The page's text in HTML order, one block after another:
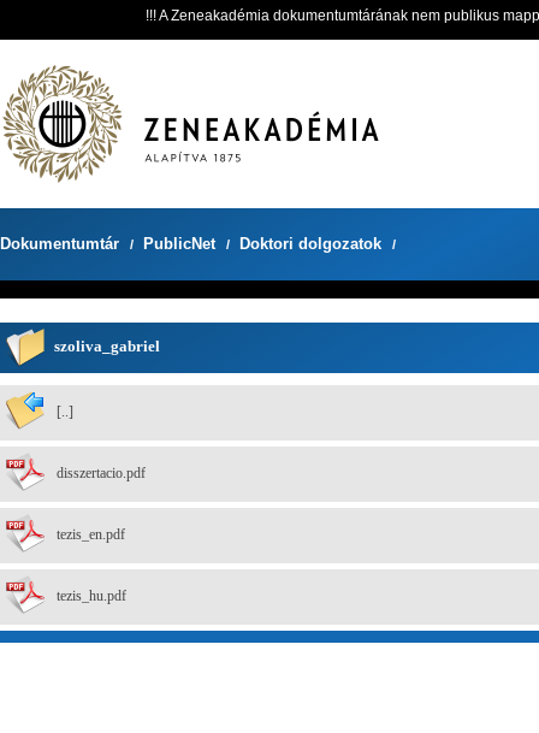
!!! A Zeneakadémia dokumentumtárának nem publikus
Dokumentumtár / PublicNet / Doktori dolgozatok /
szoliva_gabriel
[..]
disszertacio.pdf
tezis_en.pdf
tezis_hu.pdf